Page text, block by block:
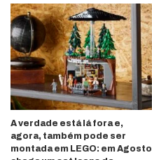
A verdade está lá fora e,
agora, também pode ser
montada em LEGO: em Agosto